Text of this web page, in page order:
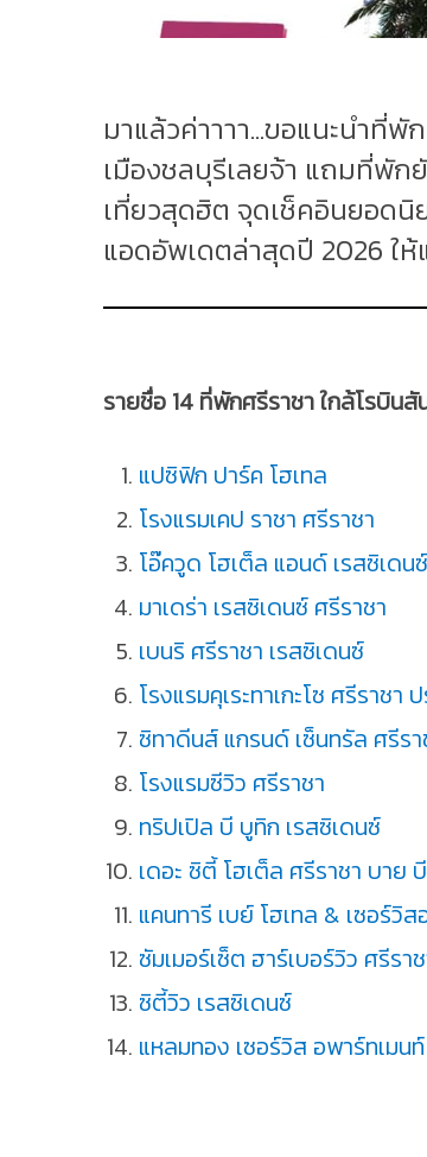
มาแล้วค่าาาา...ขอแนะนำที่
เมืองชลบุรีเลยจ้า แถมที่พัก
เที่ยวสุดฮิต จุดเช็คอินยอดนิ
แอดอัพเดตล่าสุดปี 2026 ให้
รายชื่อ 14 ที่พักศรีราชา ใกล้โรบินสั
แปซิฟิก ปาร์ค โฮเทล
โรงแรมเคป ราชา ศรีราชา
โอ๊ควูด โฮเต็ล แอนด์ เรสซิเดน
มาเดร่า เรสซิเดนซ์ ศรีราชา
เบนริ ศรีราชา เรสซิเดนซ์
โรงแรมคุเระทาเกะโซ ศรีราชา
ซิทาดีนส์ แกรนด์ เซ็นทรัล ศรีรา
โรงแรมซีวิว ศรีราชา
ทริปเปิล บี บูทิก เรสซิเดนซ์
เดอะ ซิตี้ โฮเต็ล ศรีราชา บาย
แคนทารี เบย์ โฮเทล & เซอร์วิ
ซัมเมอร์เซ็ต ฮาร์เบอร์วิว ศรีรา
ซิตี้วิว เรสซิเดนซ์
แหลมทอง เซอร์วิส อพาร์ทเมนท์